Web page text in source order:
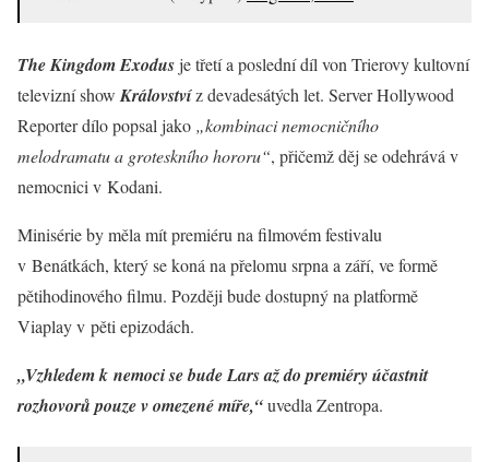
The Kingdom Exodusje třetí a poslední díl von Trierovy kultovní
televizní show Královstvíz devadesátých let. Server Hollywood
Reporter dílo popsal jako „kombinaci nemocničního
melodramatu a groteskního hororu“, přičemž děj se odehrává v
nemocnici v Kodani.
Minisérie by měla mít premiéru na filmovém festivalu
v Benátkách, který se koná na přelomu srpna a září, ve formě
pětihodinového filmu. Později bude dostupný na platformě
Viaplay v pěti epizodách.
„Vzhledem k nemoci se bude Lars až do premiéry účastnit
rozhovorů pouze v omezené míře,“uvedla Zentropa.